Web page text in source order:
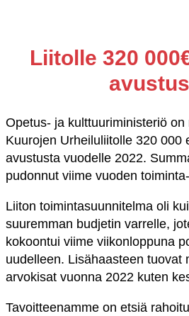
Liitolle 320
Opetus- ja kulttuuriministeriö
Kuurojen Urheiluliitolle 320 000
avustusta vuodelle 2022.
pudonnut viime vuoden
Liiton toimintasuunnitelma oli
suuremman budjetin varrelle,
kokoontui viime viikonloppuna
uudelleen. Lisähaasteen tuovat
arvokisat vuonna 2022 kuten
Tavoitteenamme on etsiä